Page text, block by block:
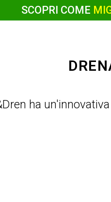
SCOPRI COME
ha